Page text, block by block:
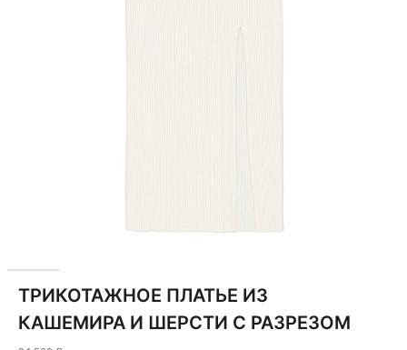
ТРИКОТАЖНОЕ ПЛАТЬЕ ИЗ
КАШЕМИРА И ШЕРСТИ С РАЗРЕЗОМ